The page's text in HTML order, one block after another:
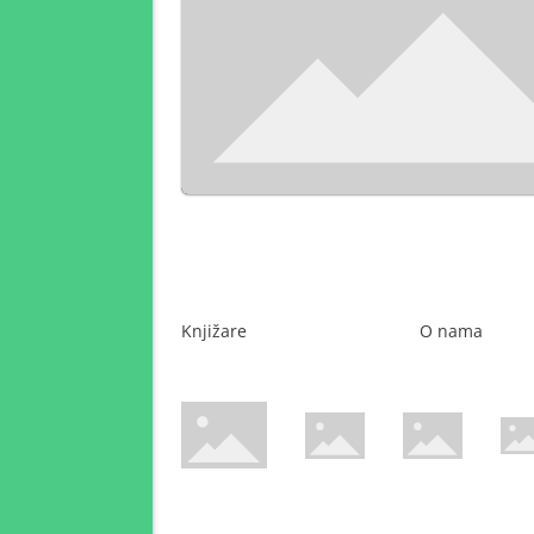
Knjižare O nama
WsPay web stranicaMaestro web stranicaMastercard web